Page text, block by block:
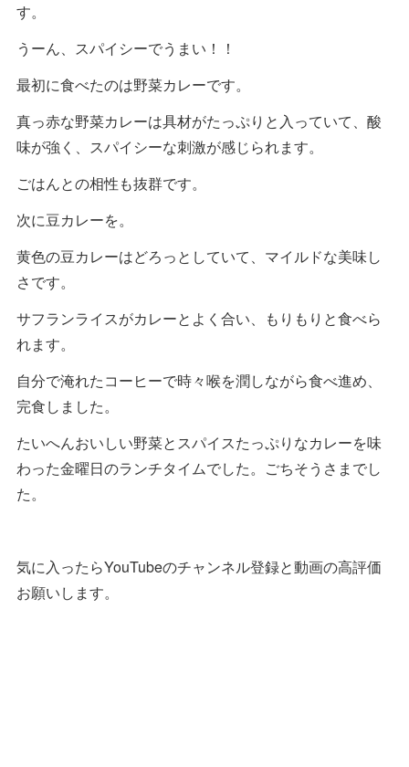
す。
うーん、スパイシーでうまい！！
最初に食べたのは野菜カレーです。
真っ赤な野菜カレーは具材がたっぷりと入っていて、酸
味が強く、スパイシーな刺激が感じられます。
ごはんとの相性も抜群です。
次に豆カレーを。
黄色の豆カレーはどろっとしていて、マイルドな美味し
さです。
サフランライスがカレーとよく合い、もりもりと食べら
れます。
自分で淹れたコーヒーで時々喉を潤しながら食べ進め、
完食しました。
たいへんおいしい野菜とスパイスたっぷりなカレーを味
わった金曜日のランチタイムでした。ごちそうさまでし
た。
気に入ったらYouTubeのチャンネル登録と動画の高評価
お願いします。